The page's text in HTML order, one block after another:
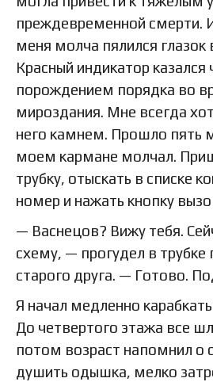
преждевременной смерти.
меня молча пялился
Красный индикатор
порождением порядка во
мироздания. Мне всегда
него камнем. Прошло пять
моем кармане молчал.
трубку, отыскать в списке
номер и нажать кнопку
— Васнецов? Вижу тебя.
схему, — прогудел в трубке
старого друга. — Готово.
Я начал медленно
До четвертого этажа все
потом возраст напомнил о
душить одышка, мелко